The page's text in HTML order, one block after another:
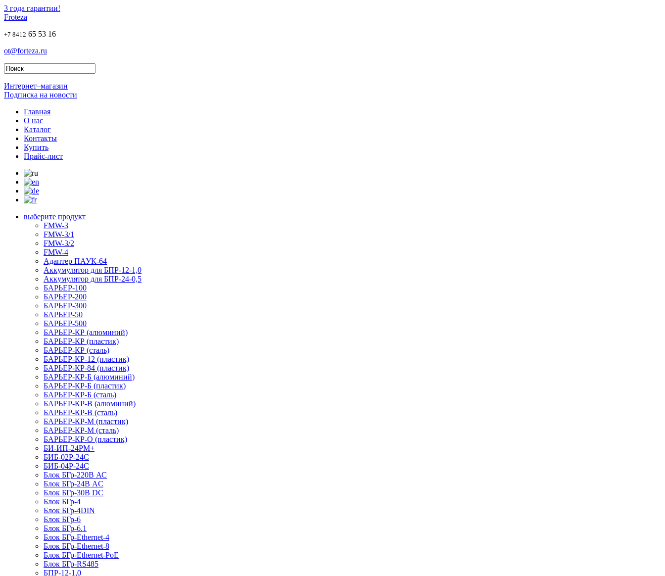
3 года гарантии!
Froteza
+7 8412 65 53 16
ot@forteza.ru
Интернет–магазин
Подписка на новости
Главная
О нас
Каталог
Контакты
Купить
Прайс-лист
выберите продукт
FMW-3
FMW-3/1
FMW-3/2
FMW-4
Адаптер ПАУК-64
Аккумулятор для БПР-12-1,0
Аккумулятор для БПР-24-0,5
БАРЬЕР-100
БАРЬЕР-200
БАРЬЕР-300
БАРЬЕР-50
БАРЬЕР-500
БАРЬЕР-КР (алюминий)
БАРЬЕР-КР (пластик)
БАРЬЕР-КР (сталь)
БАРЬЕР-КР-12 (пластик)
БАРЬЕР-КР-84 (пластик)
БАРЬЕР-КР-Б (алюминий)
БАРЬЕР-КР-Б (пластик)
БАРЬЕР-КР-Б (сталь)
БАРЬЕР-КР-В (алюминий)
БАРЬЕР-КР-В (сталь)
БАРЬЕР-КР-М (пластик)
БАРЬЕР-КР-М (сталь)
БАРЬЕР-КР-О (пластик)
БИ-ИП-24РМ+
БИБ-02Р-24С
БИБ-04Р-24С
Блок БГр-220В АС
Блок БГр-24В AC
Блок БГр-30В DC
Блок БГр-4
Блок БГр-4DIN
Блок БГр-6
Блок БГр-6.1
Блок БГр-Ethernet-4
Блок БГр-Ethernet-8
Блок БГр-Ethernet-PoE
Блок БГр-RS485
БПР-12-1,0